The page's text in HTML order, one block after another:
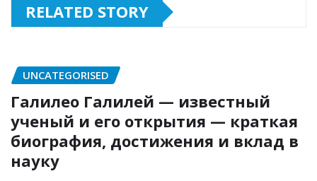
RELATED STORY
UNCATEGORISED
Галилео Галилей — известный
ученый и его открытия — краткая
биография, достижения и вклад в
науку